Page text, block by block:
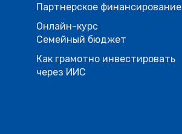
Партнерское финансирование
Онлайн-курс
Семейный бюджет
Как грамотно инвестировать
через ИИС